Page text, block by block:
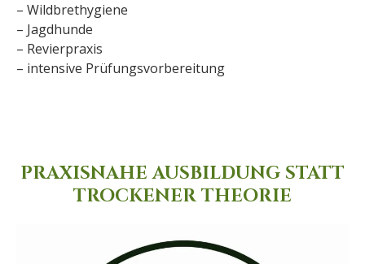
– Wildbrethygiene
– Jagdhunde
– Revierpraxis
– intensive Prüfungsvorbereitung
PRAXISNAHE AUSBILDUNG STATT
TROCKENER THEORIE